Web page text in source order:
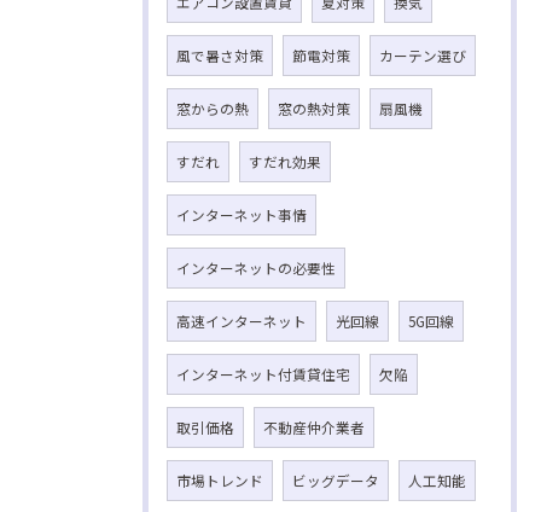
風で暑さ対策 節電対策 カーテン選び
窓からの熱 窓の熱対策 扇風機
すだれ すだれ効果
インターネット事情
インターネットの必要性
高速インターネット 光回線 5G回線
インターネット付賃貸住宅 欠陥
取引価格 不動産仲介業者
市場トレンド ビッグデータ 人工知能